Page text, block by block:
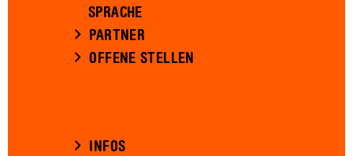
SPRACHE
PARTNER
OFFENE STELLEN
INFOS